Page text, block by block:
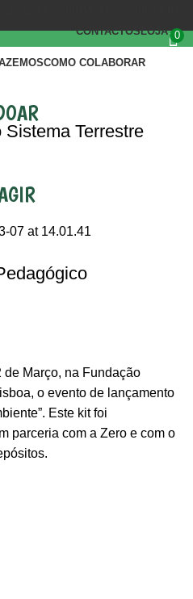
CONTACTOSLOJA 0
COMO COLABORAR
Terrestre
de Março, na Fundação
o evento de lançamento
Este kit foi
parceria com a Zero e com o